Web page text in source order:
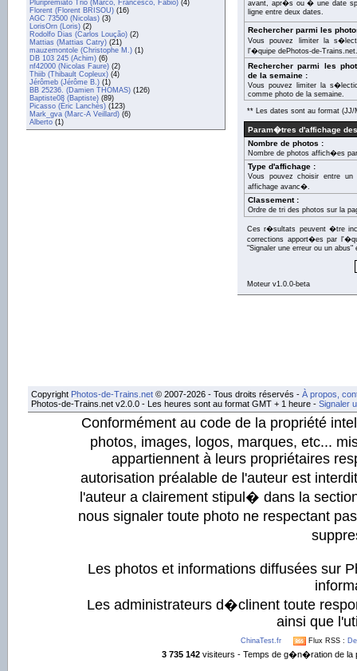
Pluripremiato Trio (Marco, Francesco, Fabio) (4)
Florent (Florent BRISOU) (16)
AGC 73500 (Nicolas) (3)
LorisOrn (Loris) (2)
Rodolfo Dias (Carlos Loução) (2)
Mattias (Mattias Catry) (21)
mauzemontole (Christophe M.) (1)
DB 103 245 (Achim) (6)
nf42000 (Nicolas Faure) (2)
Thiib (Thibault Copleux) (4)
Jérômeb (Jérôme B.) (1)
BB 25236. (Damien THOMAS) (126)
Baptiste08 (Baptiste) (89)
Picasso (Éric Lanchès) (123)
Mark_gva (Marc-A Veillard) (6)
Alberto (1)
avant, apr�s ou � une date
ligne entre deux dates.
Rechercher parmi les
Vous pouvez limiter la
l'�quipe dePhotos-de-Trains.net.
Rechercher parmi les
de la semaine :
Vous pouvez limiter la
comme photo de la semaine.
** Les dates sont au format (JJ/
Param�tres d'affichage
Nombre de photos :
Nombre de photos affich�es
Type d'affichage :
Vous pouvez choisir entre
affichage avanc�.
Classement :
Ordre de tri des photos sur la
Ces r�sultats peuvent �tre
corrections apport�es par
"Signaler une erreur ou un
Moteur v1.0.0-beta
Copyright Photos-de-Trains.net © 2007-2026 - Tous droits réservés - À propos,
Photos-de-Trains.net v2.0.0 - Les heures sont au format GMT + 1 heure - Signaler
Conformément au code de la propriété
photos, images, logos, marques, etc...
appartiennent à leurs propriétaires
autorisation préalable de l'auteur est
l'auteur a clairement stipul� dans la
nous signaler toute photo ne respectant
Les photos et informations diffusées sur
Les administrateurs d�clinent toute
ainsi que
ChinaTest.fr Flux RSS :
3 735 142visiteurs - Temps de g�n�ration de la